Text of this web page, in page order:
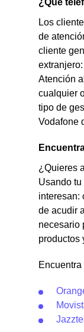
¿Qué
Los
de
cliente
Atención
cualquier
tipo de
Vodafone
¿Quieres
Usando
interesan:
de acudir
necesario
productos